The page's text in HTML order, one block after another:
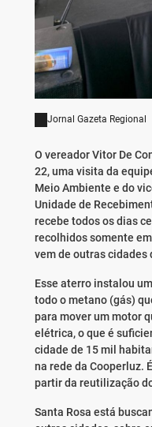
Jornal Gazeta Regional
O vereador Vitor De
22, uma visita da
Meio Ambiente e do
Unidade de
recebe todos os dias
recolhidos somente
vem de outras cidades
Esse aterro instalou
todo o metano (gás)
para mover um motor
elétrica, o que é
cidade de 15 mil
na rede da Cooperluz.
partir da reutilização
Santa Rosa está